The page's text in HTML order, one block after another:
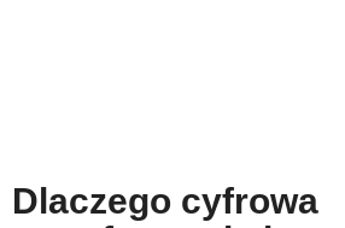
Dlaczego cyfrowa